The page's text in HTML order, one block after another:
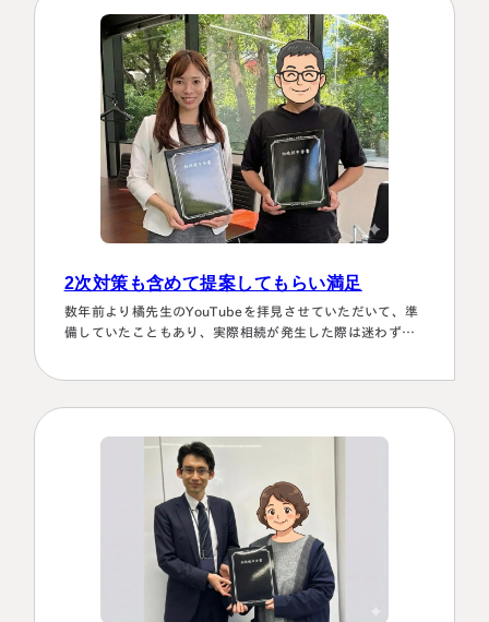
2次対策も含めて提案してもらい満足
数年前より橘先生のYouTubeを拝見させていただいて、準
備していたこともあり、実際相続が発生した際は迷わず相